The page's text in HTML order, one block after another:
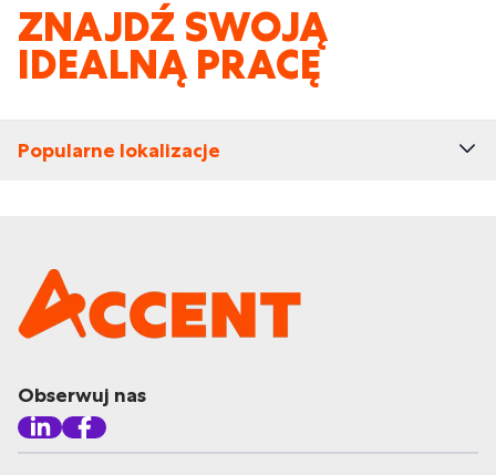
ZNAJDŹ SWOJĄ
IDEALNĄ PRACĘ
Popularne lokalizacje
Obserwuj nas